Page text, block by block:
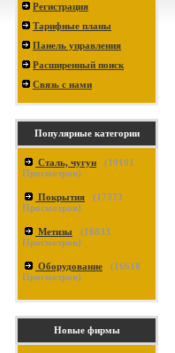
Регистрация
Тарифные планы
Панель управления
Расширенный поиск
Связь с нами
Популярные категории
Сталь, чугун (19101
Просмотров)
Покрытия (17373
Просмотров)
Метизы (16833
Просмотров)
Оборудование (16618
Просмотров)
Новые фирмы